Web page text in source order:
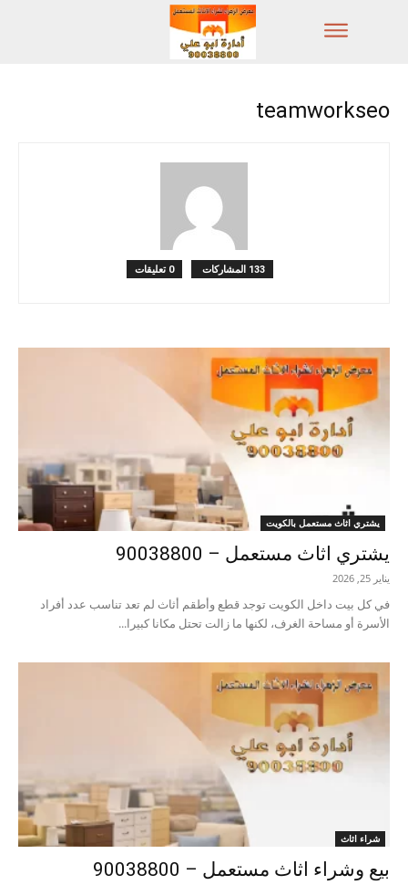
teamworkseo
133 المشاركات 0 تعليقات
يشتري اثاث مستعمل بالكويت
يشتري اثاث مستعمل – 90038800
يناير 25, 2026
في كل بيت داخل الكويت توجد قطع وأطقم أثاث لم تعد تناسب عدد أفراد
الأسرة أو مساحة الغرف، لكنها ما زالت تحتل مكانا كبيرا...
شراء اثاث
بيع وشراء اثاث مستعمل – 90038800